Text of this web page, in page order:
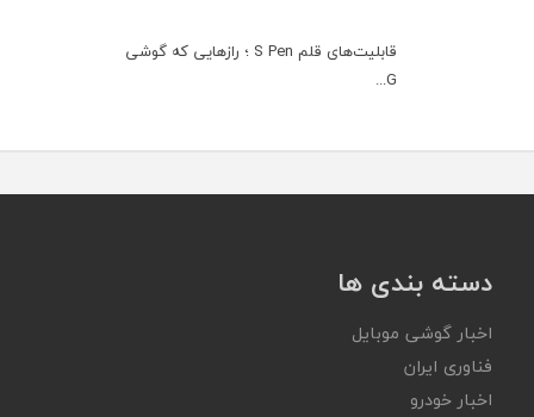
قابلیت‌های قلم S Pen ؛ رازهایی که گوشی
G...
دسته بندی ها
اخبار گوشی موبایل
فناوری ایران
اخبار خودرو